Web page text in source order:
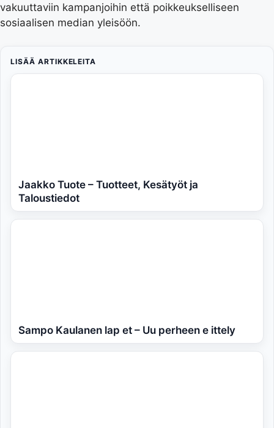
vakuuttaviin kampanjoihin että poikkeukselliseen
sosiaalisen median yleisöön.
LISÄÄ ARTIKKELEITA
Jaakko Tuote – Tuotteet, Kesätyöt ja
Taloustiedot
Sampo Kaulanen lap et – Uu perheen e ittely